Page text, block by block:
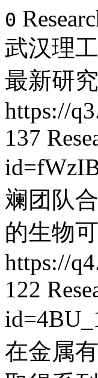
0
武汉理
最新研
https://
137
斓团队
的生物
https://
122
在金属